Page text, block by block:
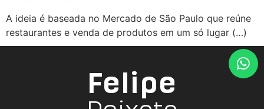
A ideia é baseada no Mercado de São Paulo que reúne
restaurantes e venda de produtos em um só lugar (…)
Felipe